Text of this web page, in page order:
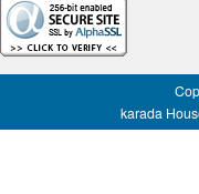
karada